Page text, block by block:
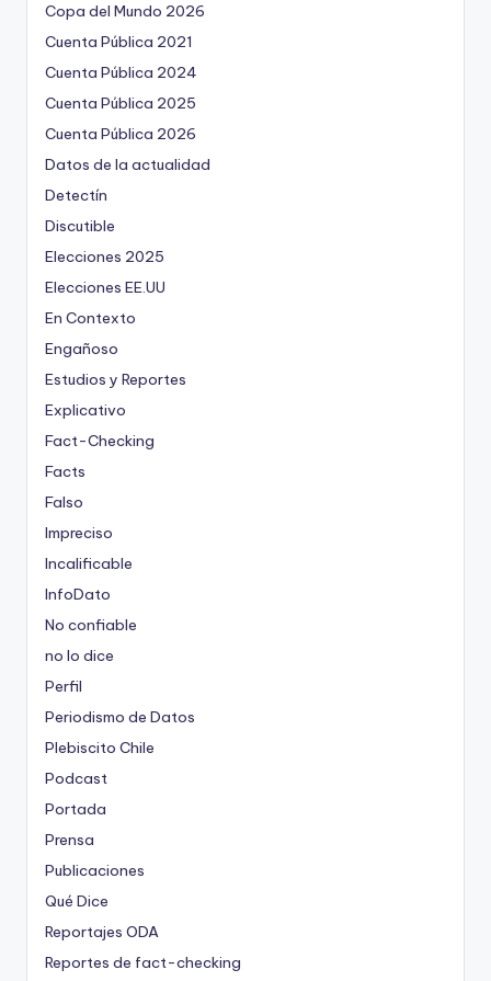
Copa del Mundo 2026
Cuenta Pública 2021
Cuenta Pública 2024
Cuenta Pública 2025
Cuenta Pública 2026
Datos de la actualidad
Detectín
Discutible
Elecciones 2025
Elecciones EE.UU
En Contexto
Engañoso
Estudios y Reportes
Explicativo
Fact-Checking
Facts
Falso
Impreciso
Incalificable
InfoDato
No confiable
no lo dice
Perfil
Periodismo de Datos
Plebiscito Chile
Podcast
Portada
Prensa
Publicaciones
Qué Dice
Reportajes ODA
Reportes de fact-checking